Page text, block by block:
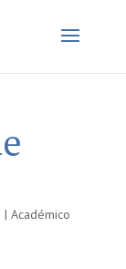
| Académico